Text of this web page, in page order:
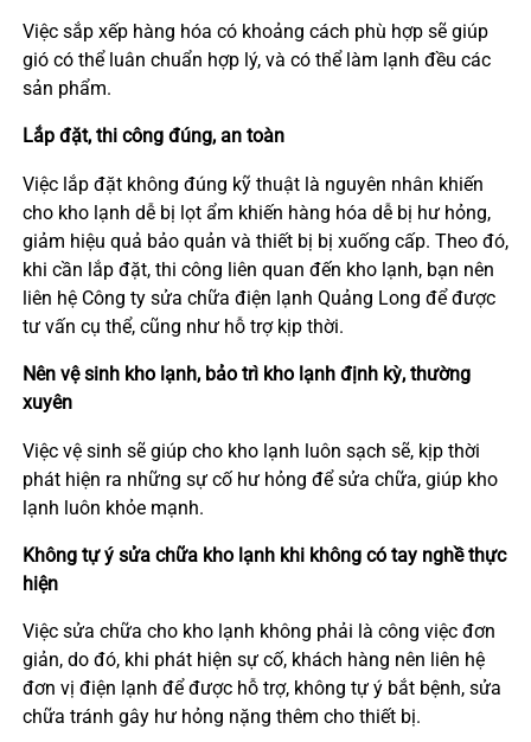
Việc sắp xếp hàng hóa có khoảng cách phù hợp sẽ giúp
gió có thể luân chuẩn hợp lý, và có thể làm lạnh đều các
sản phẩm.
Lắp đặt, thi công đúng, an toàn
Việc lắp đặt không đúng kỹ thuật là nguyên nhân khiến
cho kho lạnh dễ bị lọt ẩm khiến hàng hóa dễ bị hư hỏng,
giảm hiệu quả bảo quản và thiết bị bị xuống cấp. Theo đó,
khi cần lắp đặt, thi công liên quan đến kho lạnh, bạn nên
liên hệ Công ty sửa chữa điện lạnh Quảng Long để được
tư vấn cụ thể, cũng như hỗ trợ kịp thời.
Nên vệ sinh kho lạnh, bảo trì kho lạnh định kỳ, thường
xuyên
Việc vệ sinh sẽ giúp cho kho lạnh luôn sạch sẽ, kịp thời
phát hiện ra những sự cố hư hỏng để sửa chữa, giúp kho
lạnh luôn khỏe mạnh.
Không tự ý sửa chữa kho lạnh khi không có tay nghề thực
hiện
Việc sửa chữa cho kho lạnh không phải là công việc đơn
giản, do đó, khi phát hiện sự cố, khách hàng nên liên hệ
đơn vị điện lạnh để được hỗ trợ, không tự ý bắt bệnh, sửa
chữa tránh gây hư hỏng nặng thêm cho thiết bị.